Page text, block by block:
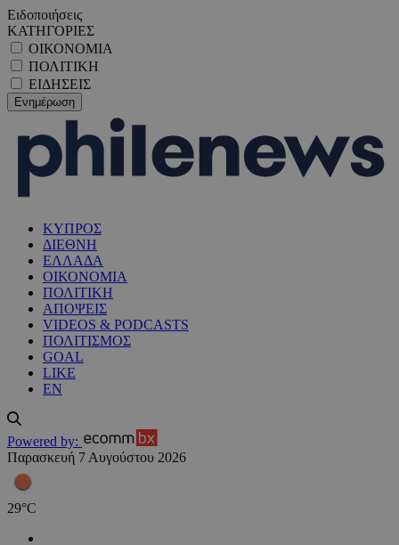
Ειδοποιήσεις
ΚΑΤΗΓΟΡΙΕΣ
ΟΙΚΟΝΟΜΙΑ
ΠΟΛΙΤΙΚΗ
ΕΙΔΗΣΕΙΣ
ΚΥΠΡΟΣ
ΔΙΕΘΝΗ
ΕΛΛΑΔΑ
ΟΙΚΟΝΟΜΙΑ
ΠΟΛΙΤΙΚΗ
ΑΠΟΨΕΙΣ
VIDEOS & PODCASTS
ΠΟΛΙΤΙΣΜΟΣ
GOAL
LIKE
EN
Powered by:
Παρασκευή 7 Αυγούστου 2026
29°C